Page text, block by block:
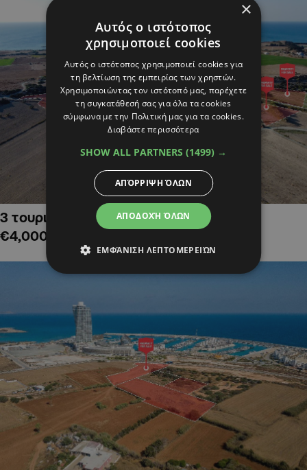
3 τουριστικά χωράφια στην Αλαμινό,
€4,000,000
×
Αυτός ο ιστότοπος
χρησιμοποιεί cookies
Αυτός ο ιστότοπος χρησιμοποιεί cookies για
τη βελτίωση της εμπειρίας των χρηστών.
Χρησιμοποιώντας τον ιστότοπό μας, παρέχετε
τη συγκατάθεσή σας για όλα τα cookies
σύμφωνα με την Πολιτική μας για τα cookies.
Διαβάστε περισσότερα
SHOW ALL PARTNERS (1499) →
ΑΠΟΔΟΧΉ ΌΛΩΝ
ΑΠΌΡΡΙΨΗ ΌΛΩΝ
ΕΜΦΆΝΙΣΗ ΛΕΠΤΟΜΕΡΕΙΏΝ